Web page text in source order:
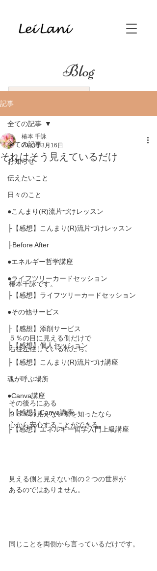
Blog
記事
全ての記事
お知らせ
伝えたいこと
日々のこと
●こんまり(R)流片づけレッスン
├【感想】こんまり(R)流片づけレッスン
├Before After
●エネルギー哲学講座
●ライフツリーカードセッション
├【感想】ライフツリーカードセッション
●その他サービス
├【感想】添削サービス
├【感想】個人セッション
├【感想】こんまり(R)流片づけ講座
魂が呼ぶ場所
●Canva講座
├【感想】Canva講座
├【感想】エネルギー哲学入門上級講座
全ての記事
それはそう見えているだけ
椿本 千詠
2023年3月16日
椿本千詠です。
５％の目に見える側だけで
右往左往している私たち。
その後ろにある
９５％の見えない側を知ったなら
心から安心することができる。
見える側と見えない側の２つの世界が
あるのではありません。
同じことを両側から言っているだけです。